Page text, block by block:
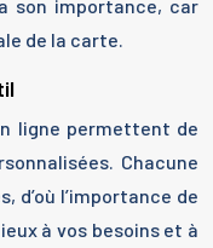
son importance, car
de la carte.
ligne permettent de
Chacune
d’où l’importance de
à vos besoins et à